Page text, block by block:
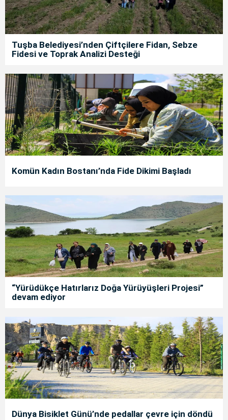
Tuşba Belediyesi’nden Çiftçilere Fidan, Sebze
Fidesi ve Toprak Analizi Desteği
Komün Kadın Bostanı’nda Fide Dikimi Başladı
“Yürüdükçe Hatırlarız Doğa Yürüyüşleri Projesi”
devam ediyor
Dünya Bisiklet Günü’nde pedallar çevre için döndü